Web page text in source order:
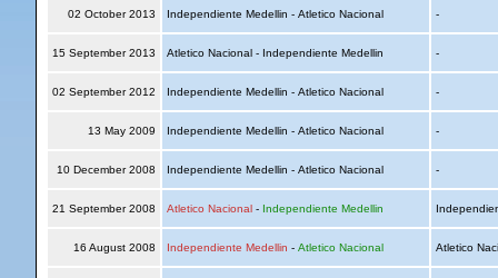
02 October 2013 Independiente Medellin - Atletico Nacional -
15 September 2013 Atletico Nacional - Independiente Medellin -
02 September 2012 Independiente Medellin - Atletico Nacional -
13 May 2009 Independiente Medellin - Atletico Nacional -
10 December 2008 Independiente Medellin - Atletico Nacional -
21 September 2008 Atletico Nacional- Independiente Medellin
16 August 2008 Independiente Medellin - Atletico Nacional Atletico